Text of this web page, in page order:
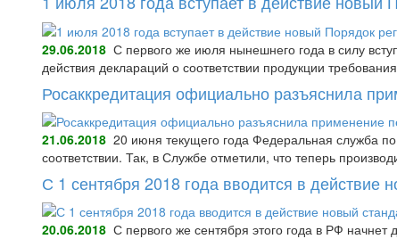
29.06.2018 С первого же июля нынешнего года в силу
действия деклараций о соответствии продукции
Росаккредитация официально разъяснила
21.06.2018 20 июня текущего года Федеральная служба
соответствии. Так, в Службе отметили, что теперь
С 1 сентября 2018 года вводится в
20.06.2018 С первого же сентября этого года в РФ